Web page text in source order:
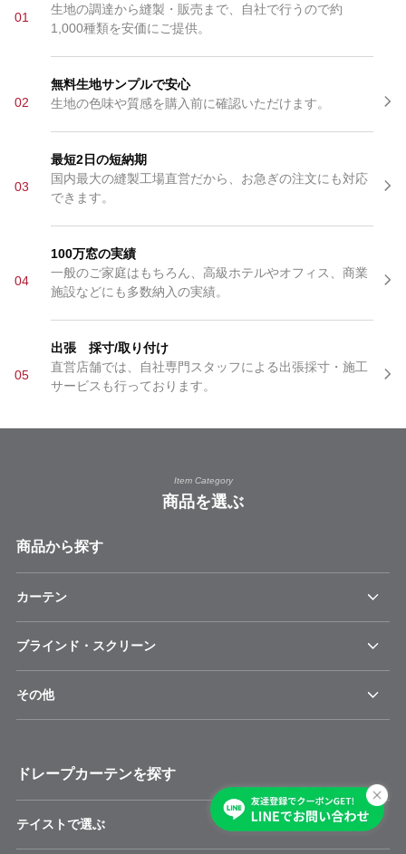
01
生地の調達から縫製・販売まで、自社で行うので約
1,000種類を安価にご提供。
02
無料生地サンプルで安心
生地の色味や質感を購入前に確認いただけます。
03
最短2日の短納期
国内最大の縫製工場直営だから、お急ぎの注文にも対応
できます。
04
100万窓の実績
一般のご家庭はもちろん、高級ホテルやオフィス、商業
施設などにも多数納入の実績。
05
出張 採寸/取り付け
直営店舗では、自社専門スタッフによる出張採寸・施工
サービスも行っております。
Item Category
商品を選ぶ
商品から探す
カーテン
ブラインド・スクリーン
その他
ドレープカーテンを探す
テイストで選ぶ